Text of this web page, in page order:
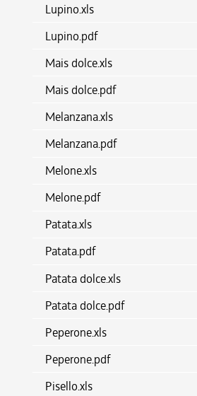
Lupino.xls
Lupino.pdf
Mais dolce.xls
Mais dolce.pdf
Melanzana.xls
Melanzana.pdf
Melone.xls
Melone.pdf
Patata.xls
Patata.pdf
Patata dolce.xls
Patata dolce.pdf
Peperone.xls
Peperone.pdf
Pisello.xls